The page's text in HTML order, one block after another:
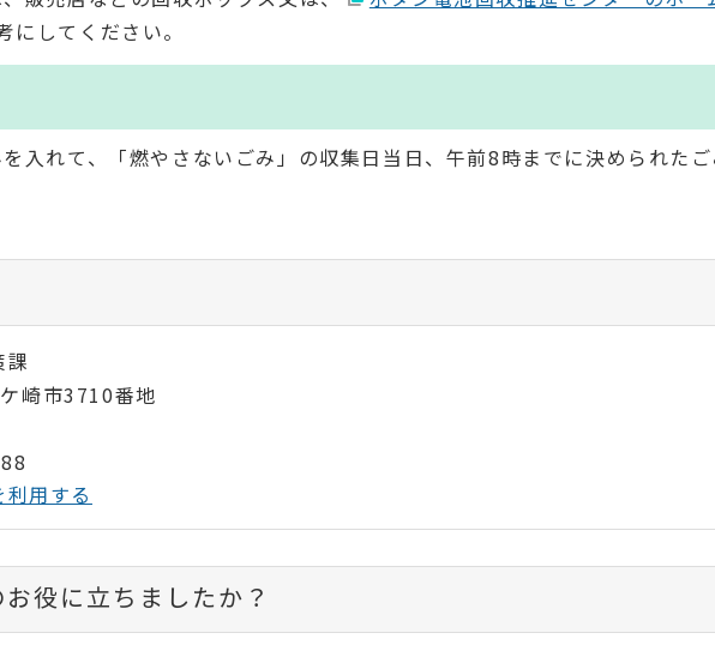
にしてください。
入れて、「燃やさないごみ」の収集日当日、午前8時までに決められた
崎市3710番地
用する
役に立ちましたか？